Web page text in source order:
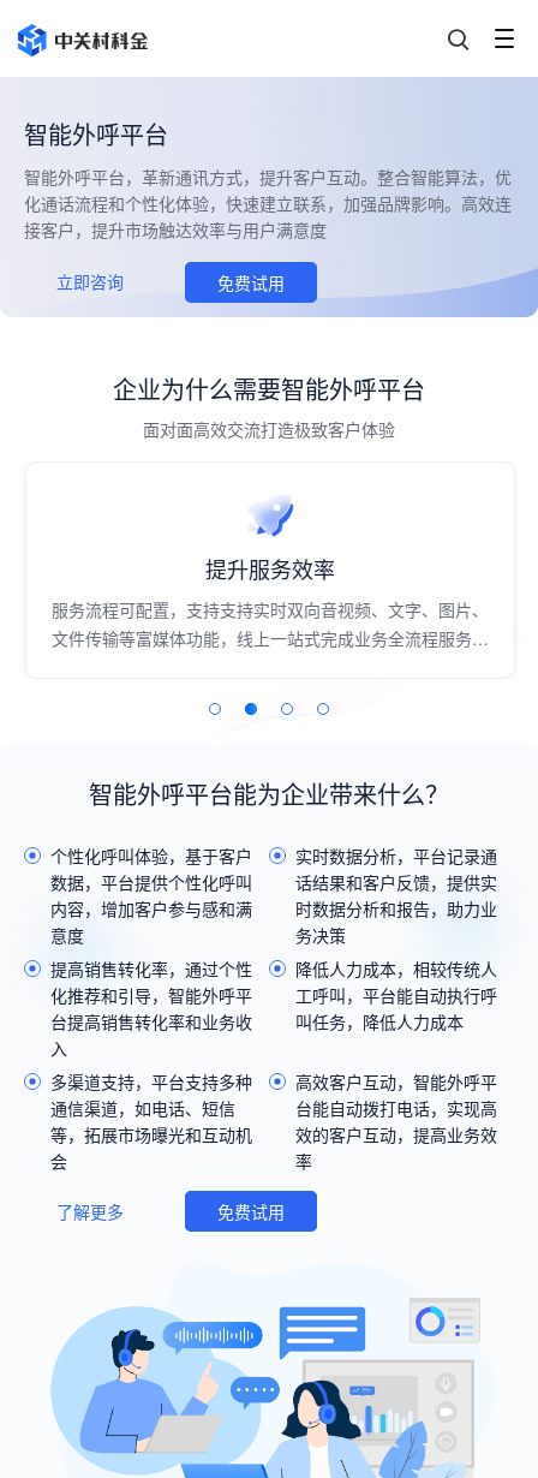
智能外呼平台
智能外呼平台，革新通讯方式，提升客户互动。整合智能算法，优
化通话流程和个性化体验，快速建立联系，加强品牌影响。高效连
接客户，提升市场触达效率与用户满意度
立即咨询 免费试用
企业为什么需要智能外呼平台
面对面高效交流打造极致客户体验
提升服务效率
服务流程可配置，支持支持实时双向音视频、文字、图片、
文件传输等富媒体功能，线上一站式完成业务全流程服务，
智能外呼平台能为企业带来什么？
个性化呼叫体验，基于客户
数据，平台提供个性化呼叫
内容，增加客户参与感和满
意度
实时数据分析，平台记录通
话结果和客户反馈，提供实
时数据分析和报告，助力业
务决策
提高销售转化率，通过个性
化推荐和引导，智能外呼平
台提高销售转化率和业务收
入
降低人力成本，相较传统人
工呼叫，平台能自动执行呼
叫任务，降低人力成本
多渠道支持，平台支持多种
通信渠道，如电话、短信
等，拓展市场曝光和互动机
会
高效客户互动，智能外呼平
台能自动拨打电话，实现高
效的客户互动，提高业务效
率
了解更多 免费试用